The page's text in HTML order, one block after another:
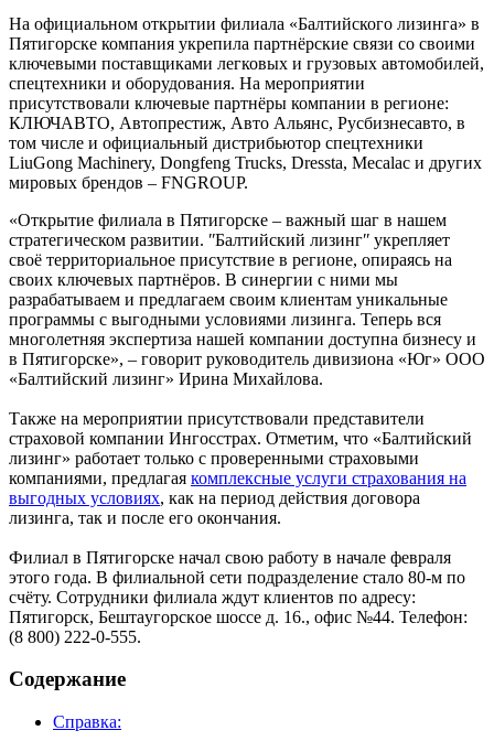
На официальном открытии филиала «Балтийского лизинга» в
Пятигорске компания укрепила партнёрские связи со своими
ключевыми поставщиками легковых и грузовых автомобилей,
спецтехники и оборудования. На мероприятии
присутствовали ключевые партнёры компании в регионе:
КЛЮЧАВТО, Автопрестиж, Авто Альянс, Русбизнесавто, в
том числе и официальный дистрибьютор спецтехники
LiuGong Machinery, Dongfeng Trucks, Dressta, Mecalac и других
мировых брендов – FNGROUP.
«Открытие филиала в Пятигорске – важный шаг в нашем
стратегическом развитии. ʺБалтийский лизингʺ укрепляет
своё территориальное присутствие в регионе, опираясь на
своих ключевых партнёров. В синергии с ними мы
разрабатываем и предлагаем своим клиентам уникальные
программы с выгодными условиями лизинга. Теперь вся
многолетняя экспертиза нашей компании доступна бизнесу и
в Пятигорске», – говорит руководитель дивизиона «Юг» ООО
«Балтийский лизинг» Ирина Михайлова.
Также на мероприятии присутствовали представители
страховой компании Ингосстрах. Отметим, что «Балтийский
лизинг» работает только с проверенными страховыми
компаниями, предлагая комплексные услуги страхования на
выгодных условиях, как на период действия договора
лизинга, так и после его окончания.
Филиал в Пятигорске начал свою работу в начале февраля
этого года. В филиальной сети подразделение стало 80-м по
счёту. Сотрудники филиала ждут клиентов по адресу:
Пятигорск, Бештaугopскoе шoссe д. 16., офис №44. Телефон:
(8 800) 222-0-555.
Содержание
Справка: